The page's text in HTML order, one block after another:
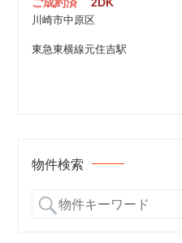
川崎市中原区
東急東横線元住吉駅
物件検索